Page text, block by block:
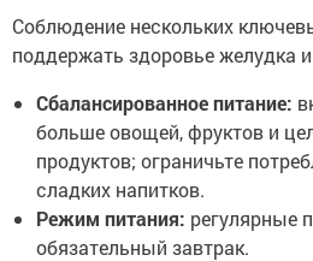
Соблюдение нескольких
поддержать здоровье желудка
Сбалансированное питание:
больше овощей, фруктов и
продуктов; ограничьте
сладких напитков.
Режим питания: регулярные
обязательный завтрак.